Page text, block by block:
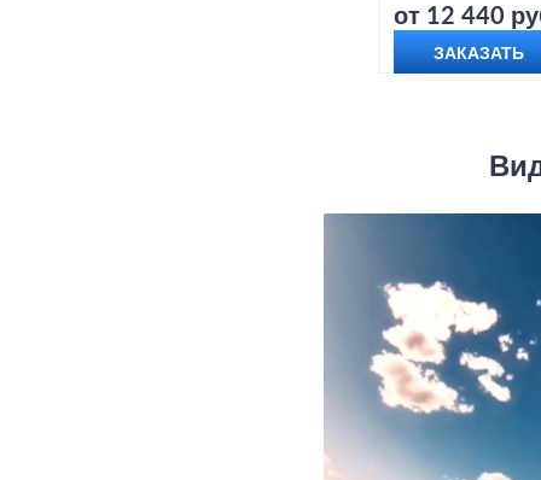
от 12 440
ЗАКАЗАТЬ